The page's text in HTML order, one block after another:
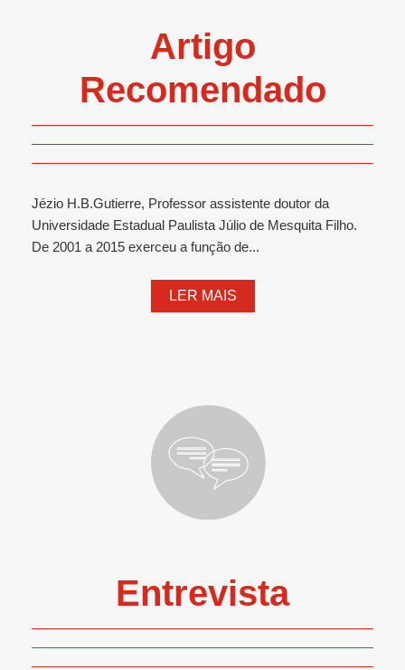
Artigo
Recomendado
Jézio H.B.Gutierre, Professor assistente doutor da
Universidade Estadual Paulista Júlio de Mesquita Filho.
De 2001 a 2015 exerceu a função de...
LER MAIS
Entrevista